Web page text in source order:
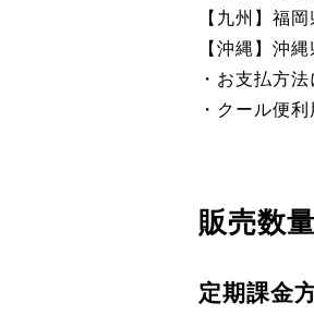
【九州】
【沖縄】沖
・お支払方
・クール便
販売数
定期課金